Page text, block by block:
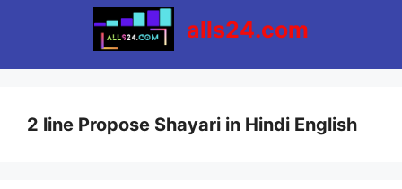
alls24.com
2 line Propose Shayari in Hindi English